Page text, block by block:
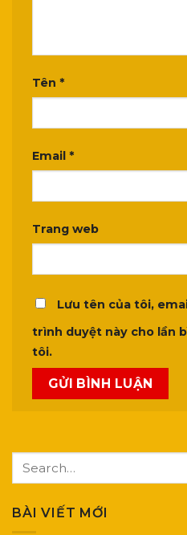
Tên *
Email *
Trang web
Lưu tên của tôi,
trình duyệt này cho lần
tôi.
BÀI VIẾT MỚI